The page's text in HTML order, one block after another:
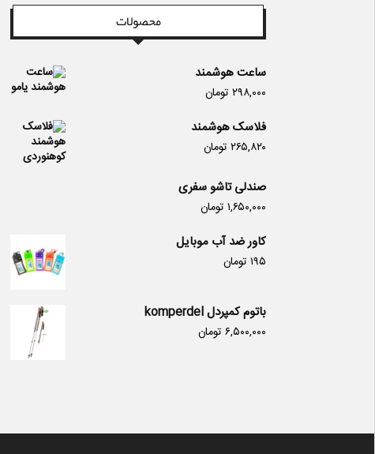
محصولات
ساعت هوشمند
۲۹۸,۰۰۰ تومان
فلاسک هوشمند
۲۶۵,۸۲۰ تومان
صندلی تاشو سفری
۱,۶۵۰,۰۰۰ تومان
کاور ضد آب موبایل
۱۹۵ تومان
باتوم کمپردل komperdel
۶,۵۰۰,۰۰۰ تومان